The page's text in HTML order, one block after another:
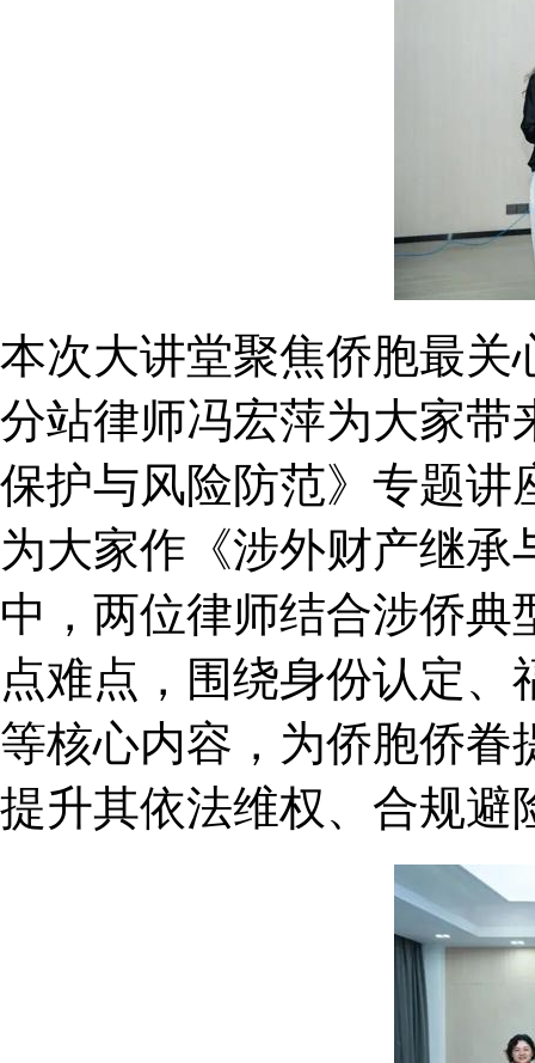
本次大讲堂聚焦侨胞最关
分站律师冯宏萍为大家
保护与风险防范》专题讲
为大家作《涉外财产继
中，两位律师结合涉侨
点难点，围绕身份认定
等核心内容，为侨胞侨眷
提升其依法维权、合规避